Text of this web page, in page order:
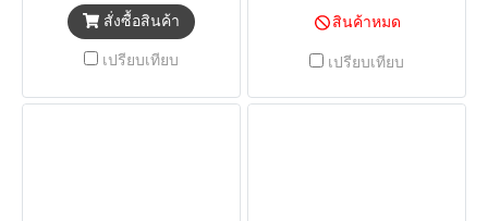
สั่งซื้อสินค้า
เปรียบเทียบ
สินค้าหมด
เปรียบเทียบ